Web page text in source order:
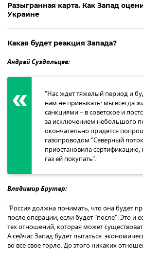
Разыгранная карта. Как Запад
Украине
Какая будет реакция Запада?
Андрей Суздальцев:
"Нас ждет тяжелый период и
нам не привыкать: мы всегда
санкциями – в советское и
за исключением небольшого
окончательно придется
газопроводом "Северный
приостановила сертификацию,
газ ей покупать".
Владимир Брутер:
"Россия должна понимать, что она будет
после операции, если будет "после". Это и
тех отношений, которая может
А сейчас Запад будет пытаться
во все свое горло. До этого никаких